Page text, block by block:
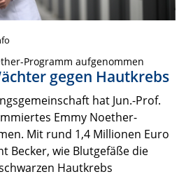
Programm aufgenommen
gegen Hautkrebs
hat Jun.-Prof.
Emmy Noether-
Mit rund 1,4 Millionen Euro
Becker, wie Blutgefäße die
Hautkrebs